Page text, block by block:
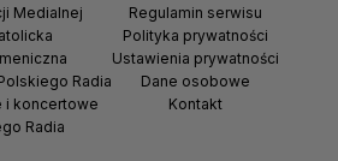
Medialnej
Radia
i koncertowe
Radia
Regulamin serwisu
Polityka prywatności
Ustawienia prywatności
Dane osobowe
Kontakt